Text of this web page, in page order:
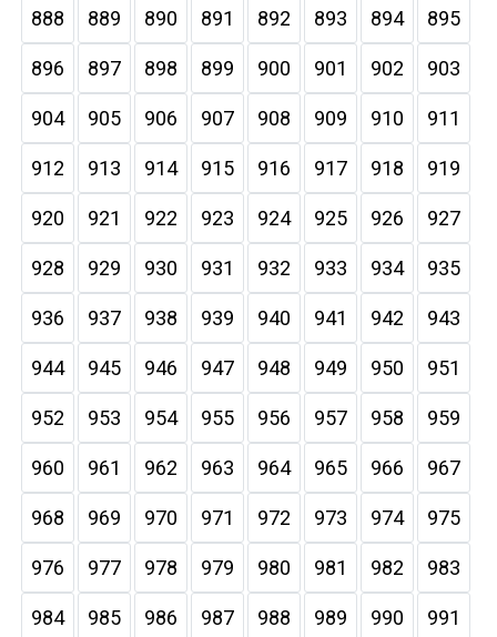
888 889 890 891 892 893 894 895
896 897 898 899 900 901 902 903
904 905 906 907 908 909 910 911
912 913 914 915 916 917 918 919
920 921 922 923 924 925 926 927
928 929 930 931 932 933 934 935
936 937 938 939 940 941 942 943
944 945 946 947 948 949 950 951
952 953 954 955 956 957 958 959
960 961 962 963 964 965 966 967
968 969 970 971 972 973 974 975
976 977 978 979 980 981 982 983
984 985 986 987 988 989 990 991